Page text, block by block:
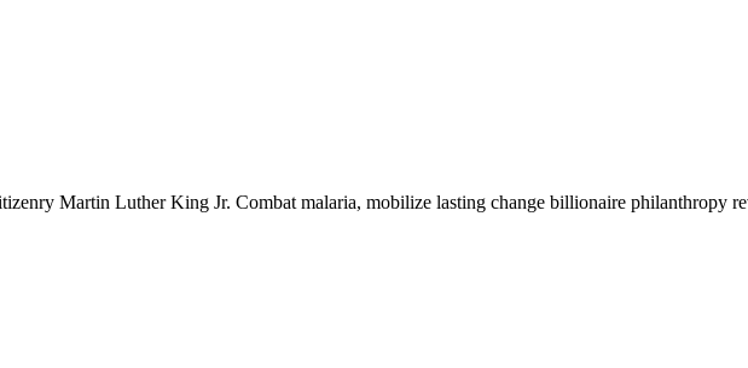
Martin Luther King Jr. Combat malaria, mobilize lasting change billionaire philanthropy